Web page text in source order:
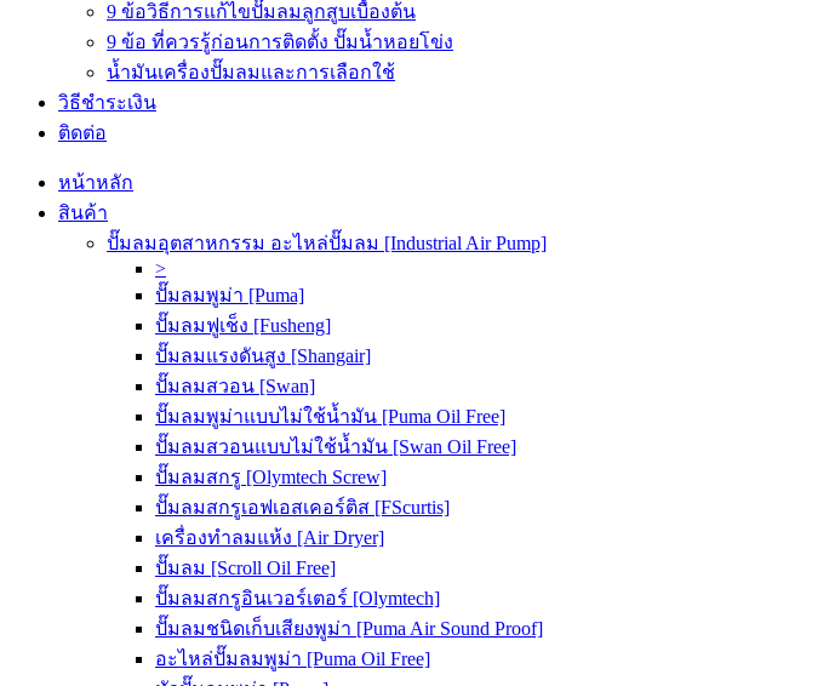
9 ข้อวิธีการแก้ไขปั๊มลมลูกสูบเบื้องต้น
9 ข้อ ที่ควรรู้ก่อนการติดตั้ง ปั๊มน้ำหอยโข่ง
น้ำมันเครื่องปั๊มลมและการเลือกใช้
วิธีชำระเงิน
ติดต่อ
หน้าหลัก
สินค้า
ปั๊มลมอุตสาหกรรม อะไหล่ปั๊มลม [Industrial Air Pump]
>
ปั๊มลมพูม่า [Puma]
ปั๊มลมฟูเช็ง [Fusheng]
ปั๊มลมแรงดันสูง [Shangair]
ปั๊มลมสวอน [Swan]
ปั๊มลมพูม่าแบบไม่ใช้น้ำมัน [Puma Oil Free]
ปั๊มลมสวอนแบบไม่ใช้น้ำมัน [Swan Oil Free]
ปั๊มลมสกรู [Olymtech Screw]
ปั๊มลมสกรูเอฟเอสเคอร์ติส [FScurtis]
เครื่องทำลมแห้ง [Air Dryer]
ปั๊มลม [Scroll Oil Free]
ปั๊มลมสกรูอินเวอร์เตอร์ [Olymtech]
ปั๊มลมชนิดเก็บเสียงพูม่า [Puma Air Sound Proof]
อะไหล่ปั๊มลมพูม่า [Puma Oil Free]